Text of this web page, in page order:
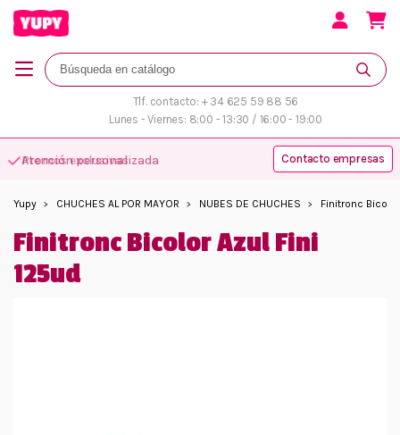
Tlf. contacto: + 34 625 59 88 56
Lunes - Viernes: 8:00 - 13:30 / 16:00 - 19:00
Atención personalizada Contacto empresas
Yupy CHUCHES AL POR MAYOR NUBES DE CHUCHES Finitronc
Finitronc Bicolor Azul Fini
125ud